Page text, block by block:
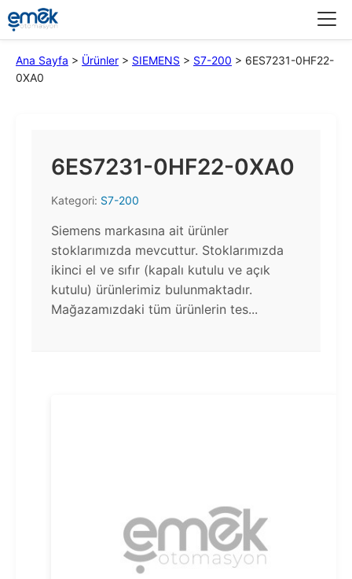
Ana Sayfa > Ürünler > SIEMENS > S7-200 > 6ES7231-0HF22-
0XA0
6ES7231-0HF22-0XA0
Kategori: S7-200
Siemens markasına ait ürünler
stoklarımızda mevcuttur. Stoklarımızda
ikinci el ve sıfır (kapalı kutulu ve açık
kutulu) ürünlerimiz bulunmaktadır.​
Mağazamızdaki tüm ürünlerin tes...